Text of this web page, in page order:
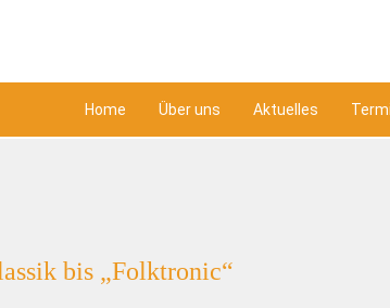
Home Über uns Aktuelles
bis „Folktronic“